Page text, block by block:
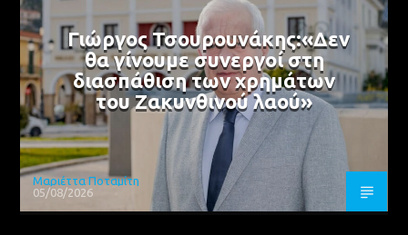
Γιώργος Τσουρουνάκης:«Δεν
θα γίνουμε συνεργοί στη
διασπάθιση των χρημάτων
του Ζακυνθινού λαού»
Μαριέττα Ποταμίτη
05/08/2026